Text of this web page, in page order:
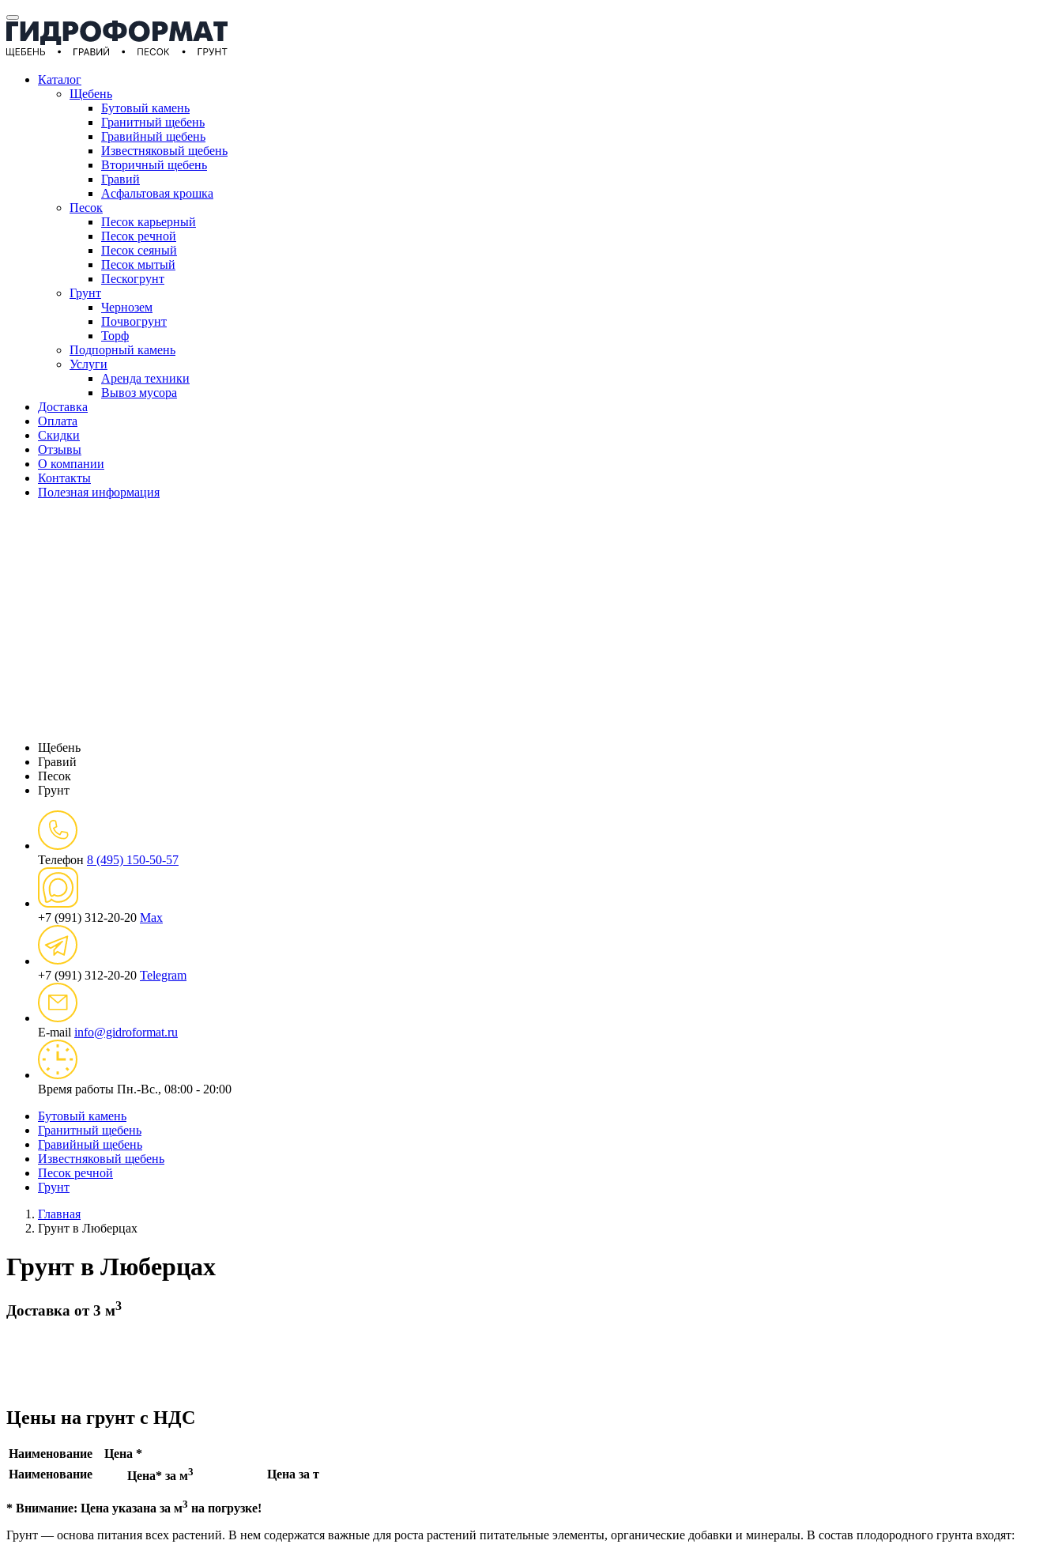
Каталог
Щебень
Бутовый камень
Гранитный щебень
Гравийный щебень
Известняковый щебень
Вторичный щебень
Гравий
Асфальтовая крошка
Песок
Песок карьерный
Песок речной
Песок сеяный
Песок мытый
Пескогрунт
Грунт
Чернозем
Почвогрунт
Торф
Подпорный камень
Услуги
Аренда техники
Вывоз мусора
Доставка
Оплата
Скидки
Отзывы
О компании
Контакты
Полезная информация
Щебень
Гравий
Песок
Грунт
Телефон 8 (495) 150-50-57
+7 (991) 312-20-20 Max
+7 (991) 312-20-20 Telegram
E-mail info@gidroformat.ru
Время работы Пн.-Вс., 08:00 - 20:00
Бутовый камень
Гранитный щебень
Гравийный щебень
Известняковый щебень
Песок речной
Грунт
Главная
Грунт в Люберцах
Грунт в Люберцах
Доставка от 3 м3
Цены на грунт с НДС
Наименование
Цена *
Наименование
Цена* за м3 Цена за т
* Внимание: Цена указана за м3 на погрузке!
Грунт — основа питания всех растений. В нем содержатся важные для роста растений питательные элементы, органические добавки и минералы. В состав плодородного грунта входят: